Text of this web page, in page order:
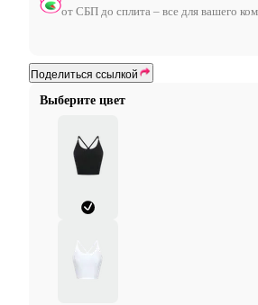
Выберите цвет
от СБП до сплита – все для вашего
Поделиться ссылкой